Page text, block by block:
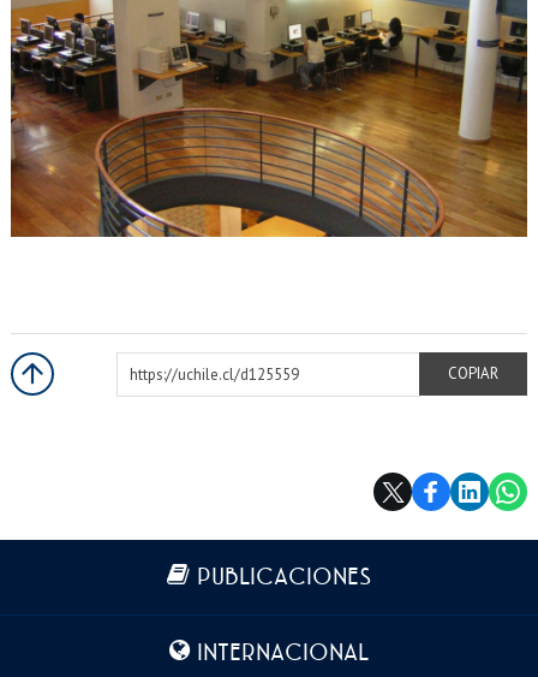
https://uchile.cl/d125559
COPIAR
Más información
PUBLICACIONES
INTERNACIONAL